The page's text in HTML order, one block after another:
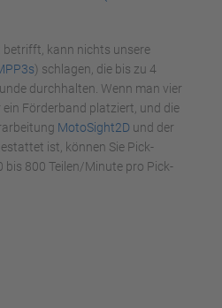
betrifft, kann nichts unsere
) schlagen, die bis zu 4
durchhalten. Wenn man vier
ein Förderband platziert, und die
MotoSight2D und der
ist, können Sie Pick-
bis 800 Teilen/Minute pro Pick-